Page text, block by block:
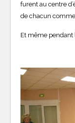
furent au centre
de chacun
Et même pendant